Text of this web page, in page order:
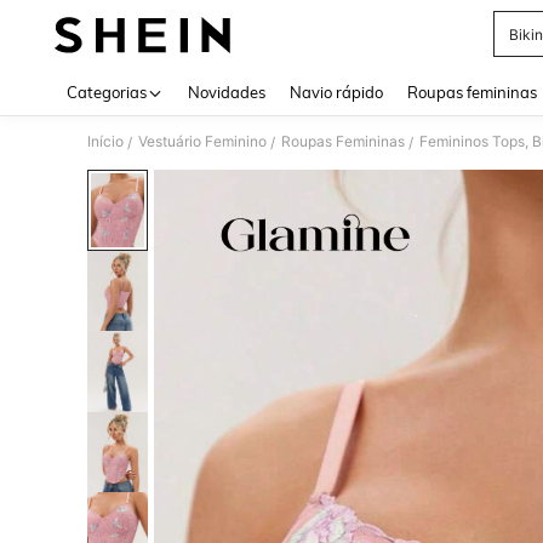
Categorias Novidades Navio rápido Roupas femininas
Início / Vestuário Feminino / Roupas Femininas / Femininos Tops,